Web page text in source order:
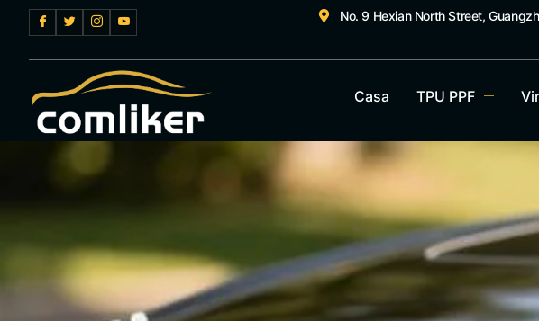
No. 9 Hexian North Street,
Casa TPU PPF